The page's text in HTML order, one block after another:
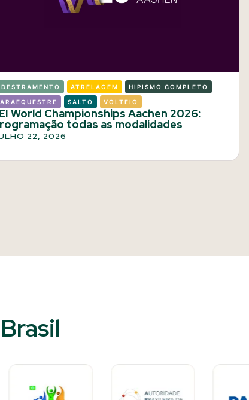
ATRELAGEM HIPISMO COMPLETO
SALTO VOLTEIO
World Championships Aachen 2026:
todas as modalidades
22, 2026